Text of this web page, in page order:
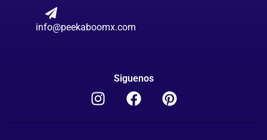
info@peekaboomx.com
Siguenos